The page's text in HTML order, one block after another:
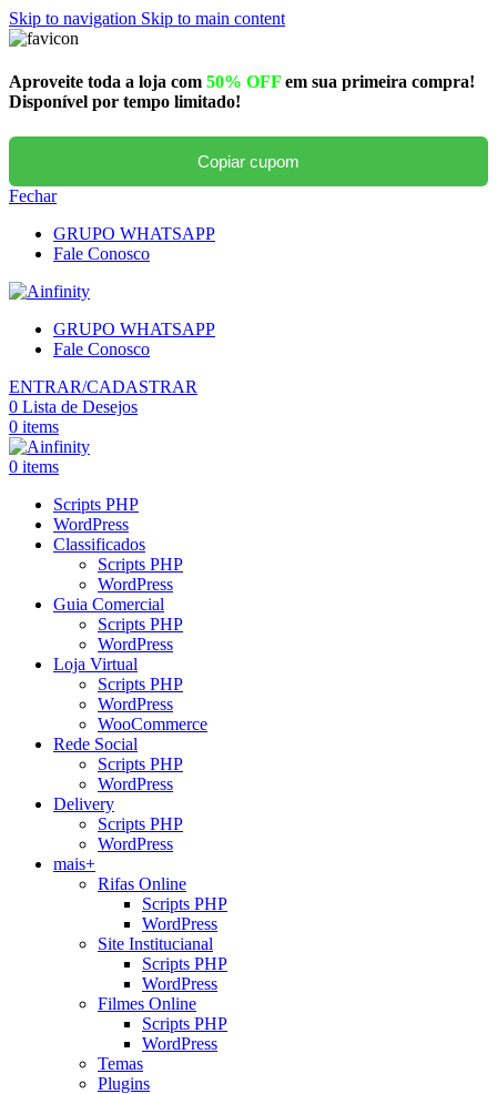
Skip to navigation Skip to main content
Aproveite toda a loja com 50% OFF em sua primeira compra!
Disponível por tempo limitado!
Copiar cupom
Fechar
GRUPO WHATSAPP
Fale Conosco
GRUPO WHATSAPP
Fale Conosco
ENTRAR/CADASTRAR
0 Lista de Desejos
0 items
0 items
Scripts PHP
WordPress
Classificados
Scripts PHP
WordPress
Guia Comercial
Scripts PHP
WordPress
Loja Virtual
Scripts PHP
WordPress
WooCommerce
Rede Social
Scripts PHP
WordPress
Delivery
Scripts PHP
WordPress
mais+
Rifas Online
Scripts PHP
WordPress
Site Institucianal
Scripts PHP
WordPress
Filmes Online
Scripts PHP
WordPress
Temas
Plugins